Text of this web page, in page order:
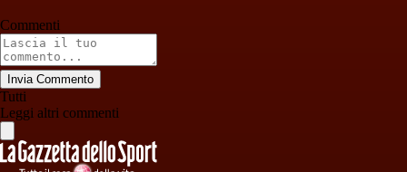
Commenti
Invia Commento
Tutti
Leggi altri commenti